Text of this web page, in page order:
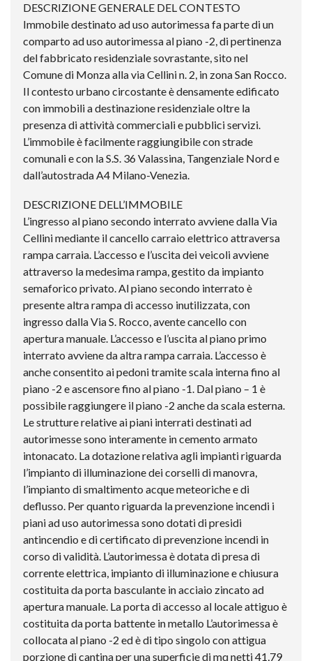
DESCRIZIONE GENERALE DEL CONTESTO
Immobile destinato ad uso autorimessa fa parte di un
comparto ad uso autorimessa al piano -2, di pertinenza
del fabbricato residenziale sovrastante, sito nel
Comune di Monza alla via Cellini n. 2, in zona San Rocco.
Il contesto urbano circostante è densamente edificato
con immobili a destinazione residenziale oltre la
presenza di attività commerciali e pubblici servizi.
L’immobile è facilmente raggiungibile con strade
comunali e con la S.S. 36 Valassina, Tangenziale Nord e
dall’autostrada A4 Milano-Venezia.
DESCRIZIONE DELL’IMMOBILE
L’ingresso al piano secondo interrato avviene dalla Via
Cellini mediante il cancello carraio elettrico attraversa
rampa carraia. L’accesso e l’uscita dei veicoli avviene
attraverso la medesima rampa, gestito da impianto
semaforico privato. Al piano secondo interrato è
presente altra rampa di accesso inutilizzata, con
ingresso dalla Via S. Rocco, avente cancello con
apertura manuale. L’accesso e l’uscita al piano primo
interrato avviene da altra rampa carraia. L’accesso è
anche consentito ai pedoni tramite scala interna fino al
piano -2 e ascensore fino al piano -1. Dal piano – 1 è
possibile raggiungere il piano -2 anche da scala esterna.
Le strutture relative ai piani interrati destinati ad
autorimesse sono interamente in cemento armato
intonacato. La dotazione relativa agli impianti riguarda
l’impianto di illuminazione dei corselli di manovra,
l’impianto di smaltimento acque meteoriche e di
deflusso. Per quanto riguarda la prevenzione incendi i
piani ad uso autorimessa sono dotati di presidi
antincendio e di certificato di prevenzione incendi in
corso di validità. L’autorimessa è dotata di presa di
corrente elettrica, impianto di illuminazione e chiusura
costituita da porta basculante in acciaio zincato ad
apertura manuale. La porta di accesso al locale attiguo è
costituita da porta battente in metallo L’autorimessa è
collocata al piano -2 ed è di tipo singolo con attigua
porzione di cantina per una superficie di mq netti 41,79